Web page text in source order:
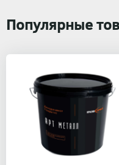
Популярные